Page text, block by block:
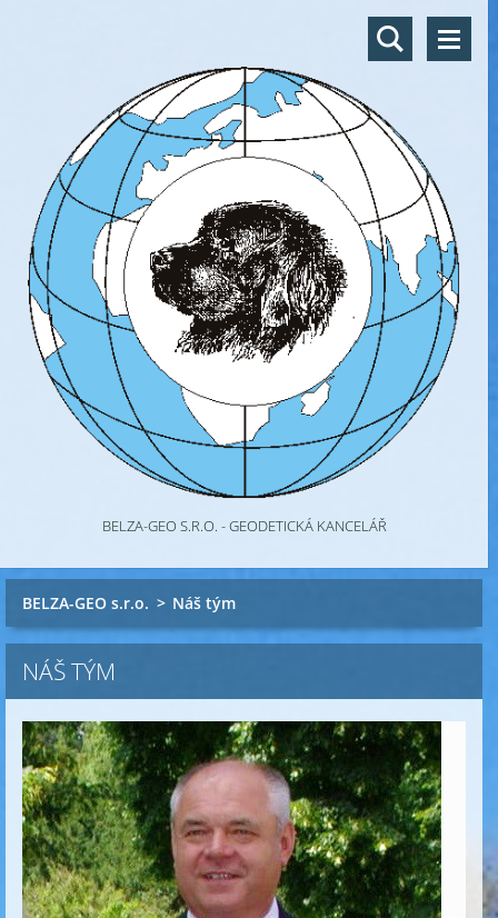
BELZA-GEO S.R.O. - GEODETICKÁ KANCELÁŘ
BELZA-GEO s.r.o. > Náš tým
NÁŠ TÝM